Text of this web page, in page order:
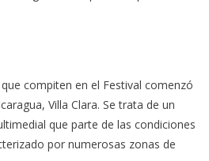
compiten en el Festival comenzó
Villa Clara. Se trata de un
que parte de las condiciones
por numerosas zonas de